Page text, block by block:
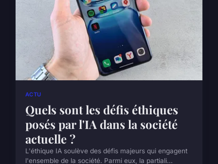
ACTU
Quels sont les défis éthiques
posés par l'IA dans la société
actuelle ?
L'éthique IA soulève des défis majeurs qui engagent
l'ensemble de la société. Parmi eux, la partiali...